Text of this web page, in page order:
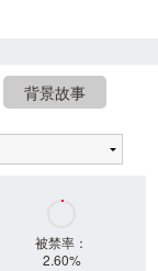
背景故事
被禁率：
2.60%